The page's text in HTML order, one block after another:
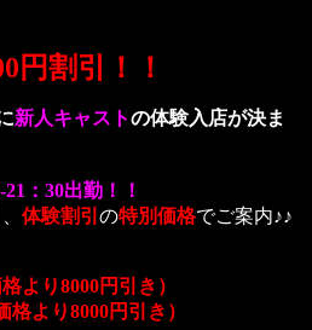
円割引！！
新人キャストの体験入店が決ま
21：30出勤！！
体験割引 の特別価格でご案内♪♪
より8000円引き）
より8000円引き）